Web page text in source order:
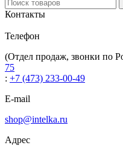
Контакты
Телефон
(Отдел продаж, звонки по
75
: +7 (473) 233-00-49
E-mail
shop@intelka.ru
Адрес